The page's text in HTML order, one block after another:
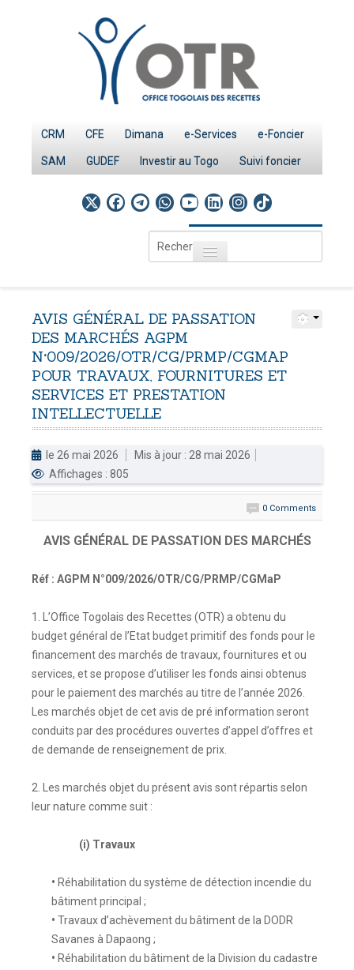
CRM CFE Dimana e-Services e-Foncier
SAM GUDEF Investir au Togo Suivi foncier
Rechercher
Toggle navigation
Le système fiscal
DOUANES
Conserv. Foncière
ACTUALITES
Toute l'actualité!
Contactez OTR
AVIS GÉNÉRAL DE PASSATION
DES MARCHÉS AGPM
N°009/2026/OTR/CG/PRMP/CGMAP
POUR TRAVAUX, FOURNITURES ET
SERVICES ET PRESTATION
INTELLECTUELLE
le 26 mai 2026
Mis à jour : 28 mai 2026
Affichages : 805
0 Comments
AVIS GÉNÉRAL DE PASSATION DES MARCHÉS
Réf : AGPM N°009/2026/OTR/CG/PRMP/CGMaP
1. L’Office Togolais des Recettes (OTR) a obtenu du
budget général de l’Etat budget primitif des fonds pour le
financement des marchés de travaux, fournitures et ou
services, et se propose d’utiliser les fonds ainsi obtenus
pour le paiement des marchés au titre de l’année 2026.
Les marchés objet de cet avis de pré information seront
conduits par des procédures ouvertes d’appel d’offres et
de demande de renseignement de prix.
2. Les marchés objet du présent avis sont répartis selon
leur nature comme suit :
(i) Travaux
• Réhabilitation du système de détection incendie du
bâtiment principal ;
• Travaux d’achèvement du bâtiment de la DODR
Savanes à Dapaong ;
• Réhabilitation du bâtiment de la Division du cadastre